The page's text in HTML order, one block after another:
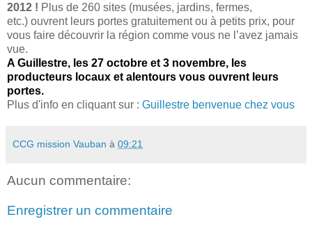
2012 ! Plus de 260 sites (musées, jardins, fermes,
etc.) ouvrent leurs portes gratuitement ou à petits prix, pour
vous faire découvrir la région comme vous ne l’avez jamais
vue.
A Guillestre, les 27 octobre et 3 novembre, les
producteurs locaux et alentours vous ouvrent leurs
portes.
Plus d'info en cliquant sur : Guillestre benvenue chez vous
CCG mission Vauban à 09:21
Aucun commentaire:
Enregistrer un commentaire